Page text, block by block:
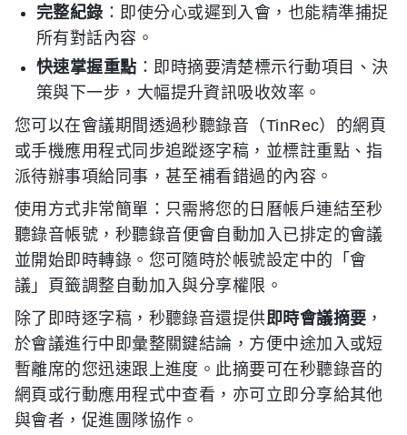
完整紀錄 ：即使分心或遲到入會，也能精準捕捉
所有對話內容。
快速掌握重點 ：即時摘要清楚標示行動項目、決
策與下一步，大幅提升資訊吸收效率。
您可以在會議期間透過秒聽錄音（TinRec）的網頁
或手機應用程式同步追蹤逐字稿，並標註重點、指
派待辦事項給同事，甚至補看錯過的內容。
使用方式非常簡單：只需將您的日曆帳戶連結至秒
聽錄音帳號，秒聽錄音便會自動加入已排定的會議
並開始即時轉錄。您可隨時於帳號設定中的「會
議」頁籤調整自動加入與分享權限。
除了即時逐字稿，秒聽錄音還提供即時會議摘要 ，
於會議進行中即彙整關鍵結論，方便中途加入或短
暫離席的您迅速跟上進度。此摘要可在秒聽錄音的
網頁或行動應用程式中查看，亦可立即分享給其他
與會者，促進團隊協作。